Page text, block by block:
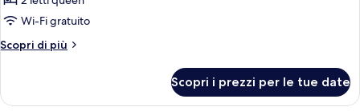
Beachfront
-
Wi-Fi gratuito
Scopri di più
Altri
Beachfront
Scopri i prezzi per le tue date